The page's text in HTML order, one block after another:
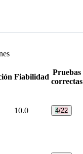
Fiabilidad
Pruebas
correctas
10.0 4/22